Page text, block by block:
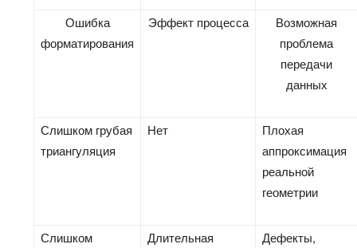
Ошибка
форматирования
Эффект процесса
Возможная
проблема
передачи
данных
Слишком грубая
триангуляция
Нет
Плохая
аппроксимация
реальной
геометрии
Слишком
Длительная
Дефекты,